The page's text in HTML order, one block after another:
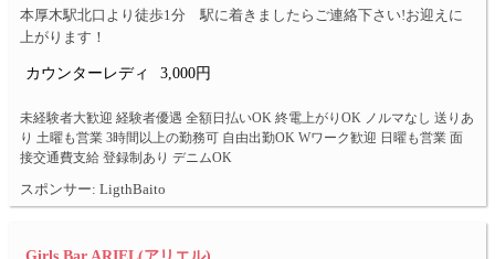
本厚木駅北口より徒歩1分 駅に着きましたらご連絡下さい!お迎えに
上がります！
カウンターレディ 3,000円
未経験者大歓迎 経験者優遇 全額日払いOK 終電上がりOK ノルマなし 送りあ
り 土曜も営業 3時間以上の勤務可 自由出勤OK Wワーク歓迎 日曜も営業 面
接交通費支給 登録制あり デニムOK
スポンサー: LigthBaito